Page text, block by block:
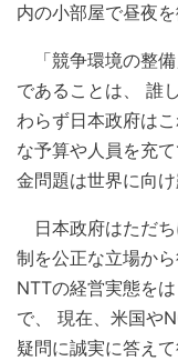
内の小部屋で昼夜
「競争環境の整
であることは、 誰
わらず日本政府は
な予算や人員を充
金問題は世界に向け
日本政府はただ
制を公正な立場か
NTTの経営実態を
で、 現在、米国や
疑問に誠実に答えて